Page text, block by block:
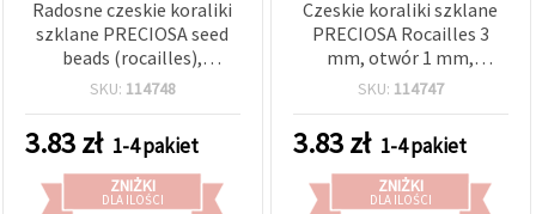
Radosne czeskie koraliki
szklane PRECIOSA seed
beads (rocailles),
transparentne w ciepłym
tęczową powłoką
wewnętrzną, 3 mm,
otwór 1 mm – 20 g (±920
szt.)
SKU: 114748
3.83zł 1-4 pakiet
ZNIŻKI
DLA ILOŚCI
Czeskie koraliki szklane
PRECIOSA Rocailles 3
mm, otwór 1 mm,
przezroczyste z
żółto‑zielonym tęczowym
środkiem, świecące w
ciemności, 20 g ±920 szt.
SKU: 114747
3.83zł 1-4 pakiet
ZNIŻKI
DLA ILOŚCI